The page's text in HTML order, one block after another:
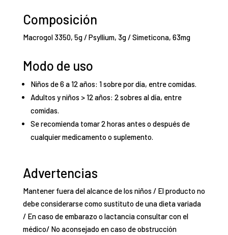
Composición
Macrogol 3350, 5g /Psyllium, 3g /Simeticona, 63mg
Modo de uso
Niños de 6 a 12 años: 1 sobre por día, entre comidas.
Adultos y niños > 12 años: 2 sobres al día, entre
comidas.
Se recomienda tomar 2 horas antes o después de
cualquier medicamento o suplemento.
Advertencias
Mantener fuera del alcance de los niños / El producto no
debe considerarse como sustituto de una dieta variada
/ En caso de embarazo o lactancia consultar con el
médico/ No aconsejado en caso de obstrucción